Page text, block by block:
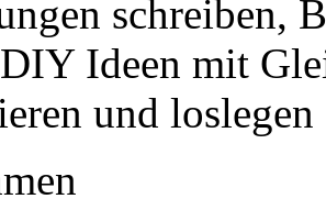
schreiben,
Ideen mit
und loslegen